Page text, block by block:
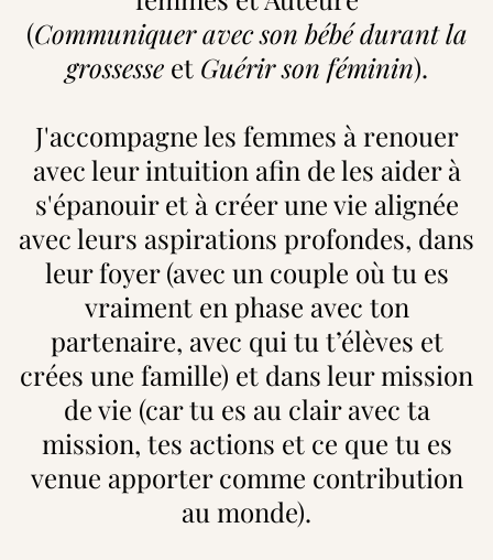
(Communiquer avec son bébé durant la
grossesseet Guérir son féminin).
J'accompagne les femmes à renouer
avec leur intuition afin de les aider à
s'épanouir et à créer une vie alignée
avec leurs aspirations profondes, dans
leur foyer (avec un couple où tu es
vraiment en phase avec ton
partenaire, avec qui tu t’élèves et
crées une famille) et dans leur mission
de vie (car tu es au clair avec ta
mission, tes actions et ce que tu es
venue apporter comme contribution
au monde).